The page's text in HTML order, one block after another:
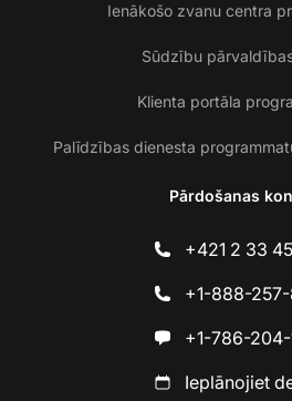
Ienākošo zvanu centra
Sūdzību
Klienta portāla
Palīdzības dienesta
Pārdošanas
+421 2 33
+1-888-
+1-786-204-
Ieplānojiet